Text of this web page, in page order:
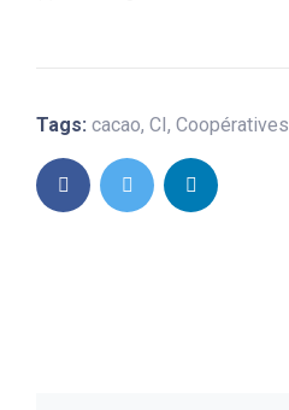
Tags: cacao, CI, Coopératives